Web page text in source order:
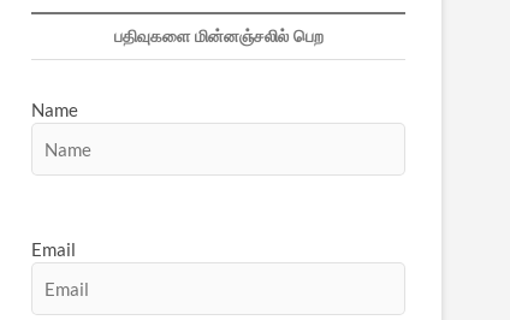
பதிவுகளை மின்னஞ்சலில் பெற
Name
Email